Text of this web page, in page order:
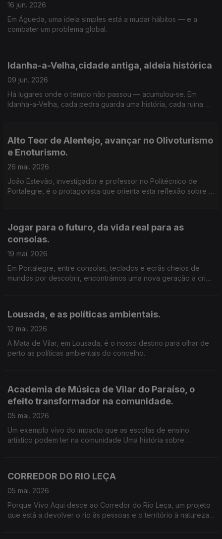
16 jun. 2026
Em Águeda, uma ideia simples está a mudar hábitos — e a
combater um problema global.
Idanha-a-Velha,cidade antiga, aldeia histórica
09 jun. 2026
Há lugares onde o tempo não passou — acumulou-se. Em
Idanha-a-Velha, cada pedra guarda uma história, cada ruína é
Alto Teor de Alentejo, avançar no Olivoturismo
e Enoturismo.
26 mai. 2026
João Estevão, investigador e professor no Politécnico de
Portalegre, é o protagonista que orienta esta reflexão sobre o
Jogar para o futuro, da vida real para as
consolas.
19 mai. 2026
Em Portalegre, entre consolas, teclados e ecrãs cheios de
mundos por descobrir, encontrámos uma nova geração a criar
Lousada, e as políticas ambientais.
12 mai. 2026
A Mata de Vilar, em Lousada, é o nosso destino para olhar de
perto as políticas ambientais do concelho.
Academia de Música de Vilar do Paraíso, o
efeito transformador na comunidade.
05 mai. 2026
Um exemplo vivo do impacto que as escolas de ensino
artístico podem ter na comunidade Uma história sobre
CORREDOR DO RIO LEÇA
05 mai. 2026
Porque Vivo Aqui desce ao Corredor do Rio Leça, um projeto
que está a devolver o rio às pessoas e o território à natureza.